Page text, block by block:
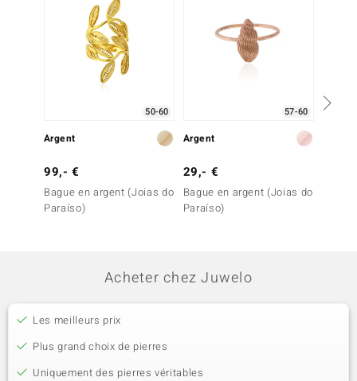
50-60
Argent
99,- €
Bague en argent (Joias do
Paraíso)
57-60
Argent
29,- €
Bague en argent (Joias do
Paraíso)
Acheter chez Juwelo
Les meilleurs prix
Plus grand choix de pierres
Uniquement des pierres véritables